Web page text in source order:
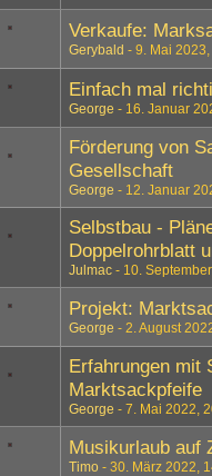
Verkaufe:
Gerybald 9. Mai
Einfach mal
George 16. Januar
Förderung von
Gesellschaft
George 12. Januar
Selbstbau -
Doppelrohrblatt
Julmac 10.
Projekt:
George 2. August
Erfahrungen mit
Marktsackpfeife
George 7. Mai 2022,
Musikurlaub auf
Timo 30. März 2022,